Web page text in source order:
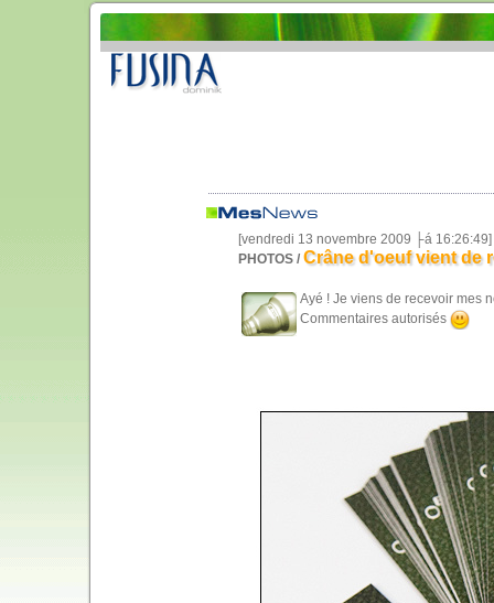
[vendredi 13 novembre 2009 ├á
PHOTOS / Crâne d'oeuf vient de
Ayé ! Je viens de recevoir mes
Commentaires autorisés